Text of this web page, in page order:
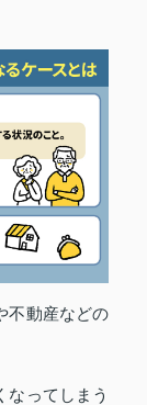
不動産などの
なってしまう